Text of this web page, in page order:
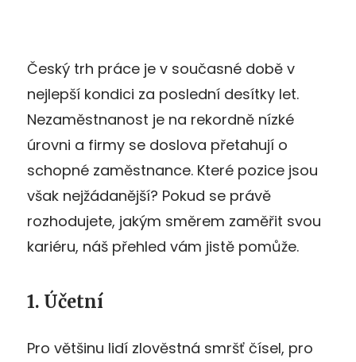
Český trh práce je v současné době v
nejlepší kondici za poslední desítky let.
Nezaměstnanost je na rekordně nízké
úrovni a firmy se doslova přetahují o
schopné zaměstnance. Které pozice jsou
však nejžádanější? Pokud se právě
rozhodujete, jakým směrem zaměřit svou
kariéru, náš přehled vám jistě pomůže.
1. Účetní
Pro většinu lidí zlověstná smršť čísel, pro